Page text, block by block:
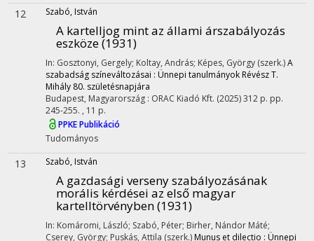
12 Szabó, István
A kartelljog mint az állami árszabályozás
eszköze (1931)
In: Gosztonyi, Gergely; Koltay, András; Képes, György (szerk.)A
szabadság színeváltozásai : Ünnepi tanulmányok Révész T.
Mihály 80. születésnapjára
Budapest, Magyarország : ORAC Kiadó Kft. (2025)312 p. pp.
245-255. , 11 p.
PPKE Publikáció
Tudományos
13 Szabó, István
A gazdasági verseny szabályozásának
morális kérdései az első magyar
kartelltörvényben (1931)
In: Komáromi, László; Szabó, Péter; Birher, Nándor Máté;
Cserey, György; Puskás, Attila (szerk.) Munus et dilectio : Ünnepi